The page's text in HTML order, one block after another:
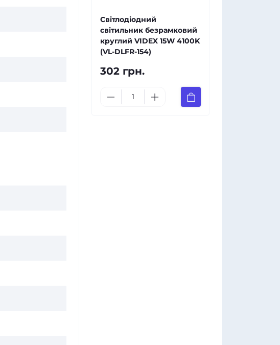
Світлодіодний
світильник безрамковий
круглий VIDEX 15W 4100K
(VL-DLFR-154)
302 грн.